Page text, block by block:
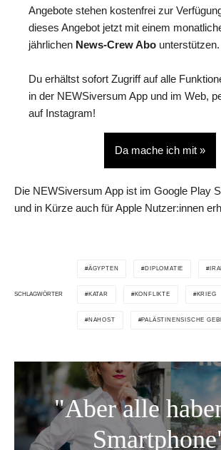
Angebote stehen kostenfrei zur
dieses Angebot jetzt mit einem
jährlichen News-Crew Abo unterstützen.
Du erhältst sofort Zugriff auf alle
in der NEWSiversum App und im Web,
auf Instagram!
Da mache ich mit »
Die NEWSiversum App ist im Google Play
und in Kürze auch für Apple Nutzer:innen
SCHLAGWÖRTER
ÄGYPTEN DIPLOMATIE
KATAR KONFLIKTE KRIEG
NAHOST PALÄSTINENSISCHE
"Aber alle